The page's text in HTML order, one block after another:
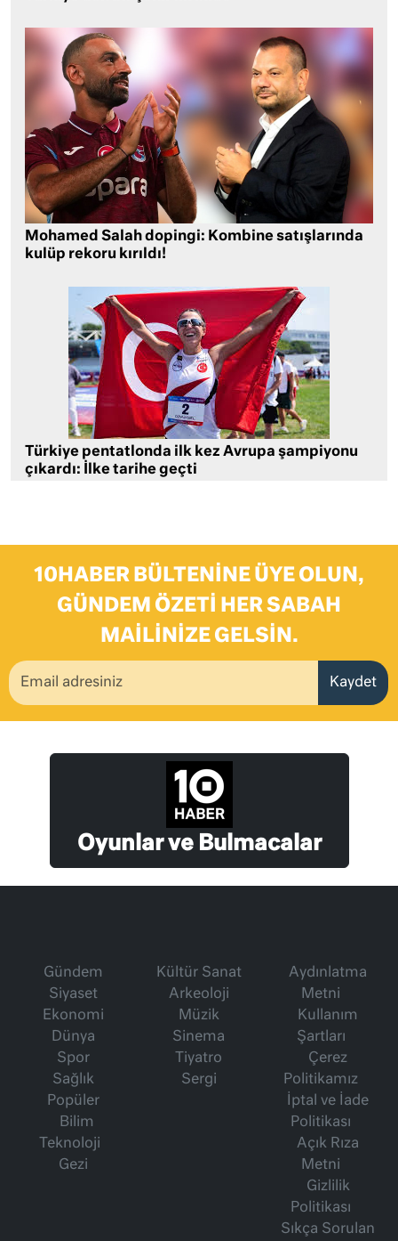
Mohamed Salah dopingi: Kombine satışlarında
kulüp rekoru kırıldı!
Türkiye pentatlonda ilk kez Avrupa şampiyonu
çıkardı: İlke tarihe geçti
10HABER BÜLTENINE ÜYE OLUN,
GÜNDEM ÖZETI HER SABAH
MAILINIZE GELSIN.
Kaydet
Oyunlar ve Bulmacalar
Gündem
Siyaset
Ekonomi
Dünya
Spor
Sağlık
Popüler
Bilim
Teknoloji
Gezi
Kültür Sanat
Arkeoloji
Müzik
Sinema
Tiyatro
Sergi
Aydınlatma
Metni
Kullanım
Şartları
Çerez
Politikamız
İptal ve İade
Politikası
Açık Rıza
Metni
Gizlilik
Politikası
Sıkça Sorulan